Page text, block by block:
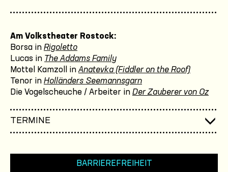
Am Volkstheater Rostock:
Borsa in Rigoletto
Lucas in The Addams Family
Mottel Kamzoll in Anatevka (Fiddler on the Roof)
Tenor in Holländers Seemannsgarn
Die Vogelscheuche / Arbeiter in Der Zauberer von Oz
TERMINE
BARRIEREFREIHEIT